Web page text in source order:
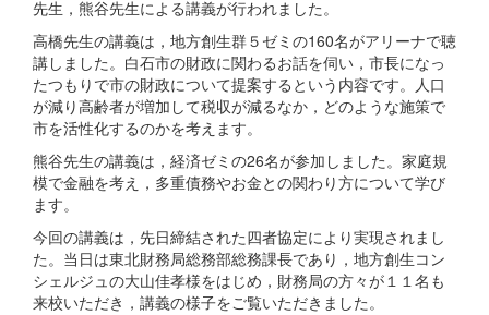
先生，熊谷先生による講義が行われました。
高橋先生の講義は，地方創生群５ゼミの160名がアリーナで聴
講しました。白石市の財政に関わるお話を伺い，市長になっ
たつもりで市の財政について提案するという内容です。人口
が減り高齢者が増加して税収が減るなか，どのような施策で
市を活性化するのかを考えます。
熊谷先生の講義は，経済ゼミの26名が参加しました。家庭規
模で金融を考え，多重債務やお金との関わり方について学び
ます。
今回の講義は，先日締結された四者協定により実現されまし
た。当日は東北財務局総務部総務課長であり，地方創生コン
シェルジュの大山佳孝様をはじめ，財務局の方々が１１名も
来校いただき，講義の様子をご覧いただきました。